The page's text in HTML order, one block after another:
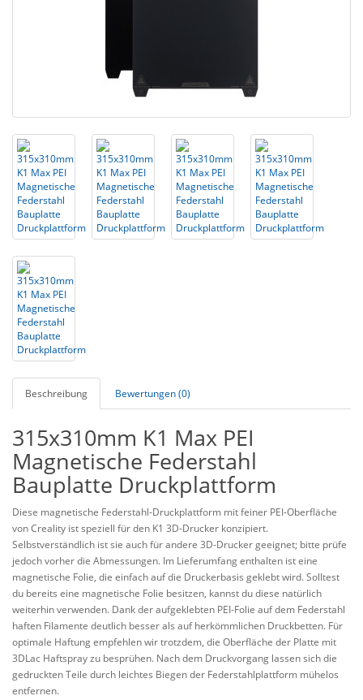
Beschreibung Bewertungen (0)
315x310mm K1 Max PEI
Magnetische Federstahl
Bauplatte Druckplattform
Diese magnetische Federstahl-Druckplattform mit feiner PEI-Oberfläche
von Creality ist speziell für den K1 3D-Drucker konzipiert.
Selbstverständlich ist sie auch für andere 3D-Drucker geeignet; bitte prüfe
jedoch vorher die Abmessungen. Im Lieferumfang enthalten ist eine
magnetische Folie, die einfach auf die Druckerbasis geklebt wird. Solltest
du bereits eine magnetische Folie besitzen, kannst du diese natürlich
weiterhin verwenden. Dank der aufgeklebten PEI-Folie auf dem Federstahl
haften Filamente deutlich besser als auf herkömmlichen Druckbetten. Für
optimale Haftung empfehlen wir trotzdem, die Oberfläche der Platte mit
3DLac Haftspray zu besprühen. Nach dem Druckvorgang lassen sich die
gedruckten Teile durch leichtes Biegen der Federstahlplattform mühelos
entfernen.